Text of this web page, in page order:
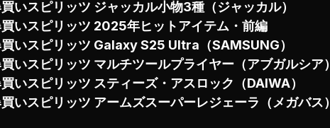
いスピリッツ ジャッカル小物3種（ジャッカル）
いスピリッツ 2025年ヒットアイテム・前編
いスピリッツ Galaxy S25 Ultra（SAMSUNG）
いスピリッツ マルチツールプライヤー（アブガルシア）
いスピリッツ スティーズ・アスロック（DAIWA）
いスピリッツ アームズスーパーレジェーラ（メガバス）